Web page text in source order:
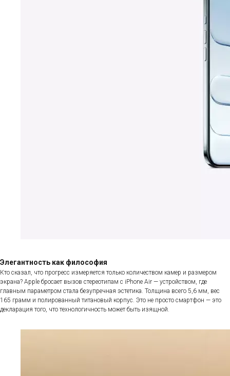
Элегантность как философия
Кто сказал, что прогресс измеряется только количеством камер и размером
экрана? Apple бросает вызов стереотипам с iPhone Air — устройством, где
главным параметром стала безупречная эстетика. Толщина всего 5,6 мм, вес
165 грамм и полированный титановый корпус. Это не просто смартфон — это
декларация того, что технологичность может быть изящной.